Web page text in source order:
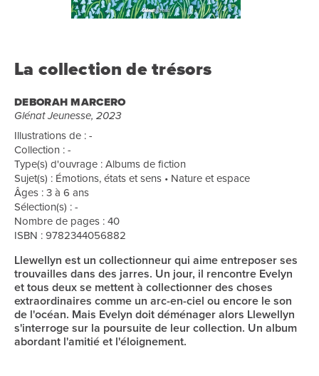
La collection de trésors
DEBORAH MARCERO
Glénat Jeunesse, 2023
Illustrations de : -
Collection : -
Type(s) d'ouvrage : Albums de fiction
Sujet(s) : Émotions, états et sens • Nature et espace
Âges : 3 à 6 ans
Sélection(s) : -
Nombre de pages : 40
ISBN : 9782344056882
Llewellyn est un collectionneur qui aime entreposer ses
trouvailles dans des jarres. Un jour, il rencontre Evelyn
et tous deux se mettent à collectionner des choses
extraordinaires comme un arc-en-ciel ou encore le son
de l'océan. Mais Evelyn doit déménager alors Llewellyn
s'interroge sur la poursuite de leur collection. Un album
abordant l'amitié et l'éloignement.